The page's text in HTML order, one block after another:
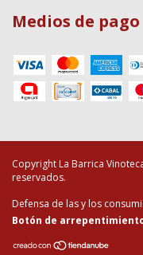
Medios de pago
Copyright La Barrica
reservados.
Defensa de las y los
Botón de